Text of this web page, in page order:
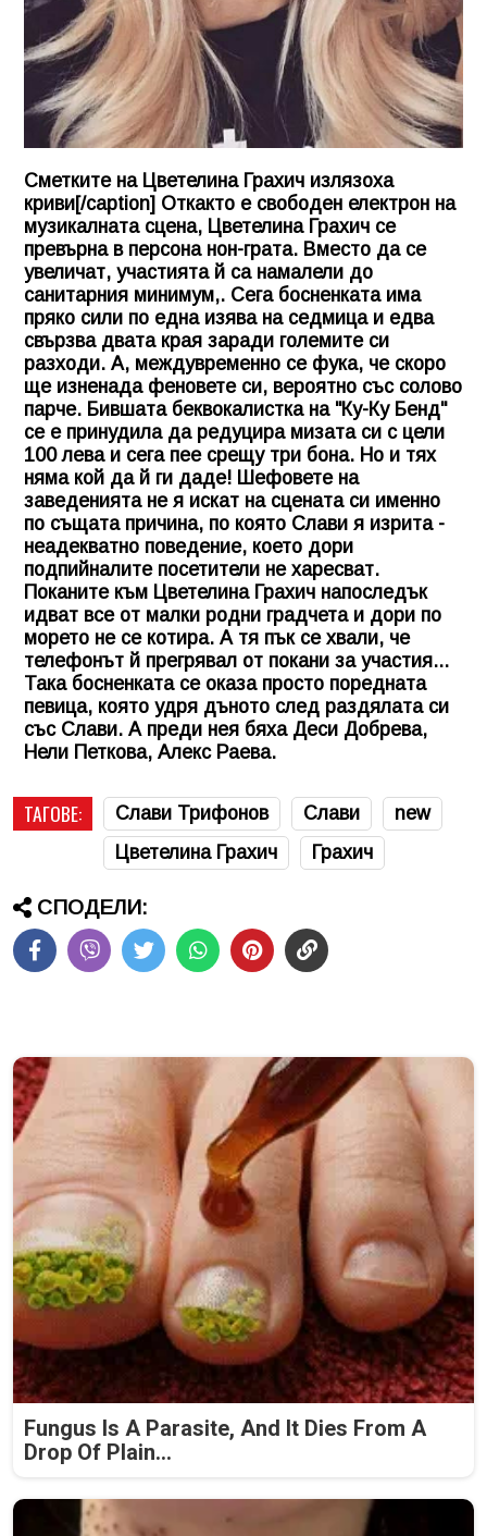
Сметките на Цветелина Грахич излязоха
криви[/caption] Откакто е свободен електрон на
музикалната сцена, Цветелина Грахич се
превърна в персона нон-грата. Вместо да се
увеличат, участията й са намалели до
санитарния минимум,. Сега босненката има
пряко сили по една изява на седмица и едва
свързва двата края заради големите си
разходи. А, междувременно се фука, че скоро
ще изненада феновете си, вероятно със солово
парче. Бившата беквокалистка на "Ку-Ку Бенд"
се е принудила да редуцира мизата си с цели
100 лева и сега пее срещу три бона. Но и тях
няма кой да й ги даде! Шефовете на
заведенията не я искат на сцената си именно
по същата причина, по която Слави я изрита -
неадекватно поведение, което дори
подпийналите посетители не харесват.
Поканите към Цветелина Грахич напоследък
идват все от малки родни градчета и дори по
морето не се котира. А тя пък се хвали, че
телефонът й прегрявал от покани за участия...
Така босненката се оказа просто поредната
певица, която удря дъното след раздялата си
със Слави. А преди нея бяха Деси Добрева,
Нели Петкова, Алекс Раева.
ТАГОВЕ: Слави Трифонов Слави
new
Цветелина Грахич
Грахич
СПОДЕЛИ:
Fungus Is A Parasite, And It Dies From A
Drop Of Plain...